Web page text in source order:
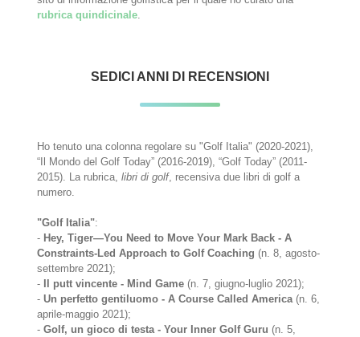
rubrica quindicinale
SEDICI ANNI DI RECENSIONI
Ho tenuto una colonna regolare su "Golf Italia" (2020-2021),
“Il Mondo del Golf Today” (2016-2019), “Golf Today” (2011-
2015). La rubrica,libri di golf, recensiva due libri di golf a
numero.
"Golf Italia":
- Hey, Tiger—You Need to Move Your Mark Back - A
Constraints-Led Approach to Golf Coaching (n. 8, agosto-
settembre 2021);
-
Il putt vincente - Mind Game (n. 7, giugno-luglio 2021);
-Un perfetto gentiluomo - A Course Called America(n. 6,
aprile-maggio 2021);
-Golf, un gioco di testa - Your Inner Golf Guru (n. 5,